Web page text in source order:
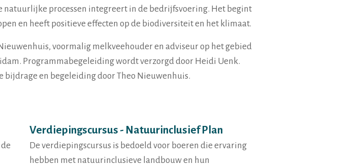
processen integreert in de bedrijfsvoering. Het begint
en heeft positieve effecten op de biodiversiteit en het klimaat.
voormalig melkveehouder en adviseur op het gebied
Programmabegeleiding wordt verzorgd door Heidi Uenk.
bijdrage en begeleiding door Theo Nieuwenhuis.
Verdiepingscursus - Natuurinclusief Plan
De verdiepingscursus is bedoeld voor boeren die ervaring
hebben met natuurinclusieve landbouw en hun